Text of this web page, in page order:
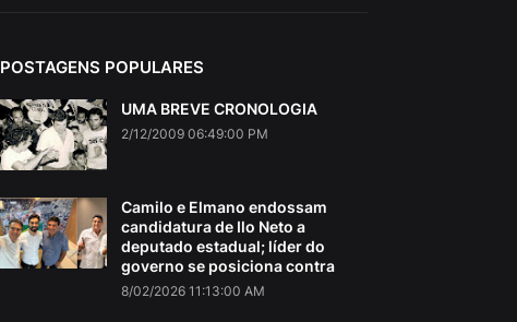
POSTAGENS POPULARES
UMA BREVE CRONOLOGIA
2/12/2009 06:49:00 PM
Camilo e Elmano endossam
candidatura de Ilo Neto a
deputado estadual; líder do
governo se posiciona contra
8/02/2026 11:13:00 AM